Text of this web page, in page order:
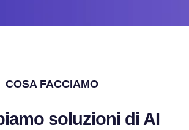
COSA FACCIAMO
soluzioni di AI